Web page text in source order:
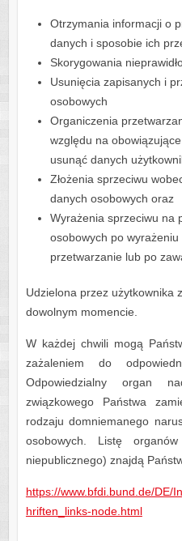
Otrzymania informacji o
danych i sposobie ich
Skorygowania
Usunięcia zapisanych i
osobowych
Organiczenia
względu na
usunąć danych
Złożenia sprzeciwu
danych osobowych oraz
Wyrażenia sprzeciwu na
osobowych po
przetwarzanie lub po
Udzielona przez użytkownika
dowolnym momencie.
W każdej chwili mogą
zażaleniem do
Odpowiedzialny organ
związkowego Państwa
rodzaju domniemanego
osobowych. Listę
niepublicznego) znajdą
https://www.bfdi.bund.de/DE/
hriften_links-node.html